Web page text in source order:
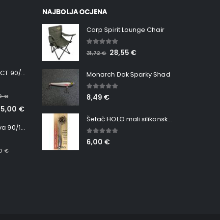
Minn Kota RT INSTINCT 90/115 WR QUEST
€
€
Minn Kota RT Terrova 90/115 WR QUEST
€
NAJBOLJA OCJENA
Carp Spirit Lounge Chair
out of 5
31,72€ 28,55 €
Monarch Dok Sparky Shad
5.00 out of 5
8,49 €
Šetač HOLO mali silikonska Ribica Belgrade Walker
5.00 out of 5
6,00 €